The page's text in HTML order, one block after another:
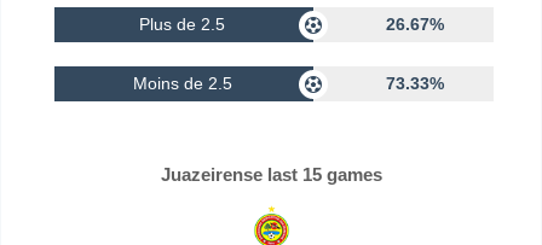
Plus de 2.5 26.67%
Moins de 2.5 73.33%
Juazeirense last 15 games